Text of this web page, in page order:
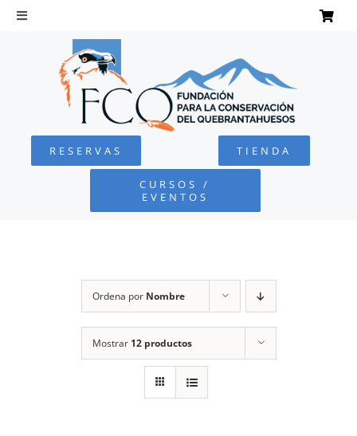
Saltar
Toggle
Navigation
QUEBRANTAHUESOS
FUNDACIÓN
RESERVAS TIENDA
CURSOS /
EVENTOS
Ordena por Nombre
Mostrar 12 productos